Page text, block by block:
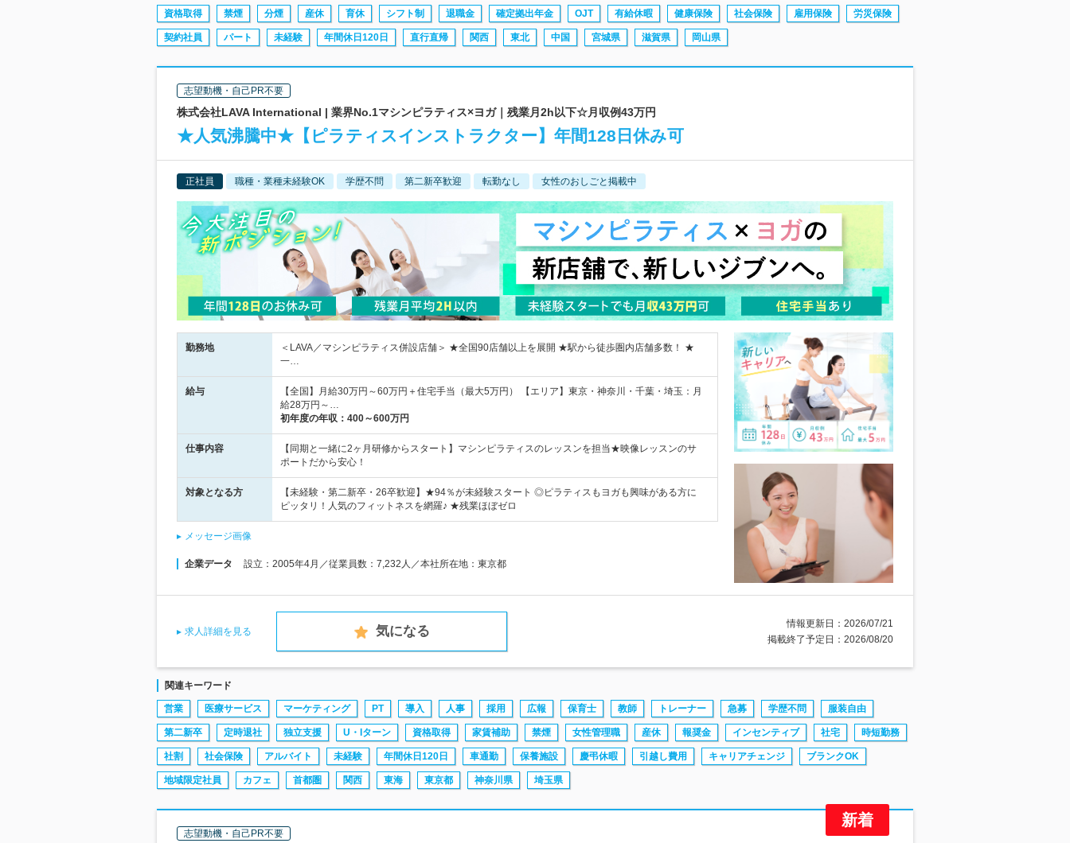
資格取得 禁煙 分煙 産休 育休 シフト制 退職金 確定拠出年金 OJT 有給休暇 健康保険 社会保険 雇用保険 労災保険
契約社員 パート 未経験 年間休日120日 直行直帰 関西 東北 中国 宮城県 滋賀県 岡山県
志望動機・自己PR不要
株式会社LAVA International | 業界No.1マシンピラティス×ヨガ｜残業月2h以下☆月収例43万円
★人気沸騰中★【ピラティスインストラクター】年間128日休み可
正社員 職種・業種未経験OK 学歴不問 第二新卒歓迎 転勤なし 女性のおしごと掲載中
勤務地
＜LAVA／マシンピラティス併設店舗＞ ★全国90店舗以上を展開 ★駅から徒歩圏内店舗多数！ ★
一…
給与
【全国】月給30万円～60万円＋住宅手当（最大5万円） 【エリア】東京・神奈川・千葉・埼玉：月
給28万円～…
初年度の年収： 400～600万円
仕事内容
【同期と一緒に2ヶ月研修からスタート】マシンピラティスのレッスンを担当★映像レッスンのサ
ポートだから安心！
対象となる方
【未経験・第二新卒・26卒歓迎】★94％が未経験スタート ◎ピラティスもヨガも興味がある方に
ピッタリ！人気のフィットネスを網羅♪ ★残業ほぼゼロ
メッセージ画像
企業データ 設立：2005年4月／従業員数：7,232人／本社所在地：東京都
求人詳細を見る 気になる
情報更新日：2026/07/21
掲載終了予定日：2026/08/20
関連キーワード
営業 医療サービス マーケティング PT 導入 人事 採用 広報 保育士 教師 トレーナー 急募 学歴不問 服装自由
第二新卒 定時退社 独立支援 U・Iターン 資格取得 家賃補助 禁煙 女性管理職 産休 報奨金 インセンティブ 社宅 時短勤務
社割 社会保険 アルバイト 未経験 年間休日120日 車通勤 保養施設 慶弔休暇 引越し費用 キャリアチェンジ ブランクOK
地域限定社員 カフェ 首都圏 関西 東海 東京都 神奈川県 埼玉県
志望動機・自己PR不要